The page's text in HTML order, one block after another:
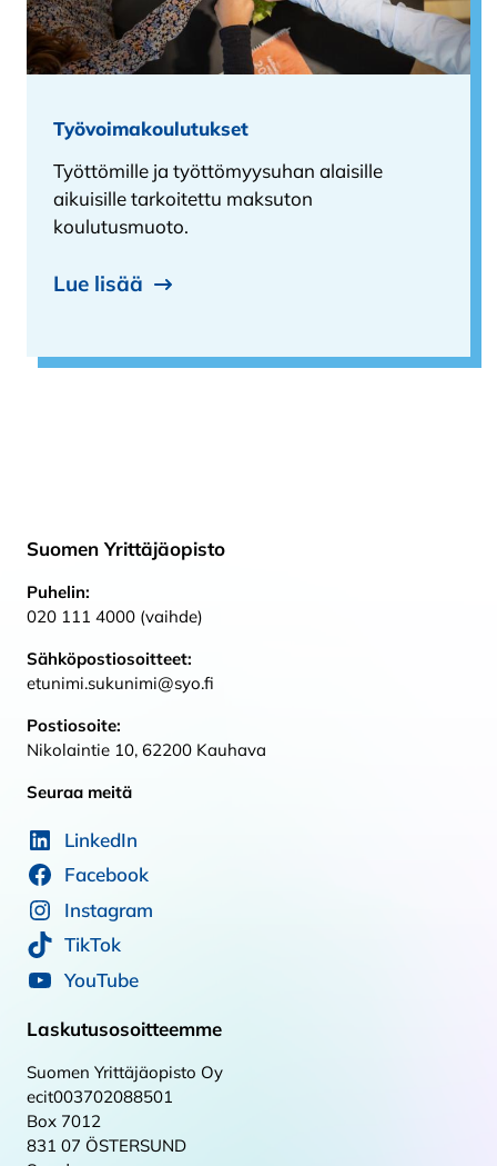
Työvoimakoulutukset
Työttömille ja työttömyysuhan alaisille
aikuisille tarkoitettu maksuton
koulutusmuoto.
Lue lisää
Suomen Yrittäjäopisto
Puhelin:
020 111 4000 (vaihde)
Sähköpostiosoitteet:
etunimi.sukunimi@syo.fi
Postiosoite:
Nikolaintie 10, 62200 Kauhava
Seuraa meitä
LinkedIn
Facebook
Instagram
TikTok
YouTube
Laskutusosoitteemme
Suomen Yrittäjäopisto Oy
ecit003702088501
Box 7012
831 07 ÖSTERSUND